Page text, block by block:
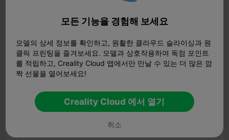
방법 4. 이벤트를 위해 3D 프린터 대여
방법 5. 3D 프린팅 서비스 시작
방법 6. 3D 프린팅 YouTube 채널 시작하기
방법 7. 3D 프린팅 블로그 시작하기
모든 기능을 경험해 보세요
모델의 상세 정보를 확인하고, 원활한 클라우드 슬라이싱과 원
클릭 프린팅을 즐겨보세요. 모델과 상호작용하여 독점 포인트
를 적립하고, Creality Cloud 앱에서만 만날 수 있는 더 많은 깜
짝 선물을 열어보세요!
Creality Cloud 에서 열기
취소